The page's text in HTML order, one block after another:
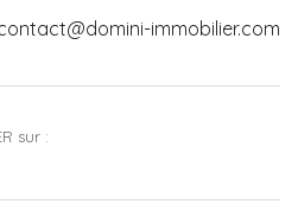
immobilier.com
sur :